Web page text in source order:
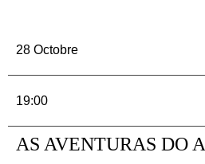
28 Octobre
19:00
AS AVENTURAS DO